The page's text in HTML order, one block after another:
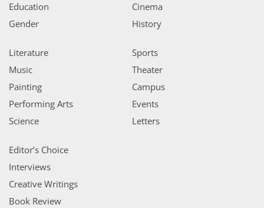
Education
Gender
Cinema
History
Literature
Music
Painting
Performing Arts
Science
Sports
Theater
Campus
Events
Letters
Editor’s Choice
Interviews
Creative Writings
Book Review